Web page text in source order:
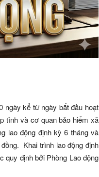
ngày kể từ ngày bắt đầu hoạt
tỉnh và cơ quan bảo hiểm xã
lao động định kỳ 6 tháng và
Khai trình lao động định
quy định bởi Phòng Lao động